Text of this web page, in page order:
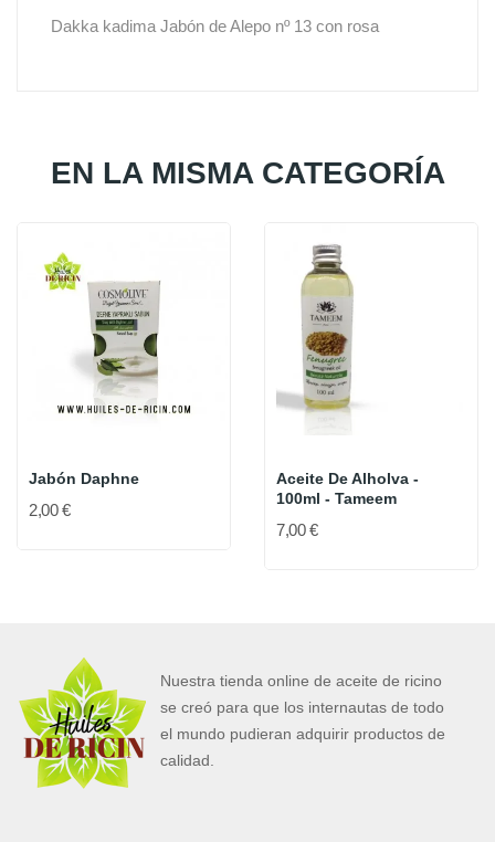
Dakka kadima Jabón de Alepo nº 13 con rosa
EN LA MISMA CATEGORÍA
Jabón Daphne
2,00 €
Aceite De Alholva -
100ml - Tameem
7,00 €
Nuestra tienda online de aceite de ricino
se creó para que los internautas de todo
el mundo pudieran adquirir productos de
calidad.